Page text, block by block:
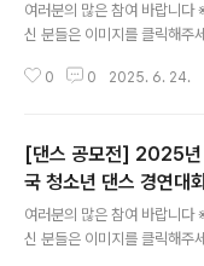
여러분의 많은 참여 바랍니다
신 분들은 이미지를 클릭해
타｣ 수페스타 K 대학가요제
원생)혹은 만 19세 (2006년
학원생)혹은 만 19세 (2006
※ 청년 개인 또는 5인 이내 팀
음원 발매자는 참가 제한 ◎ 참
0 0 2025. 6. 24.
[댄스 공모전] 2025년
국 청소년 댄스 경연대
여러분의 많은 참여 바랍니다
신 분들은 이미지를 클릭해